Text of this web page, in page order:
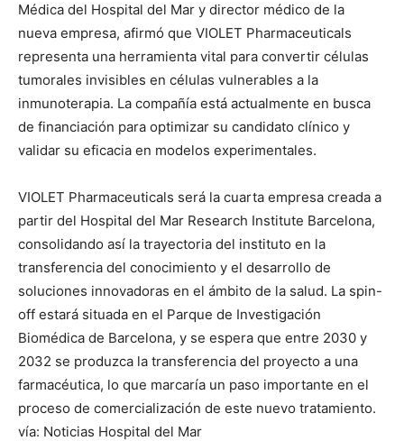
Médica del Hospital del Mar y director médico de la
nueva empresa, afirmó que VIOLET Pharmaceuticals
representa una herramienta vital para convertir células
tumorales invisibles en células vulnerables a la
inmunoterapia. La compañía está actualmente en busca
de financiación para optimizar su candidato clínico y
validar su eficacia en modelos experimentales.
VIOLET Pharmaceuticals será la cuarta empresa creada a
partir del Hospital del Mar Research Institute Barcelona,
consolidando así la trayectoria del instituto en la
transferencia del conocimiento y el desarrollo de
soluciones innovadoras en el ámbito de la salud. La spin-
off estará situada en el Parque de Investigación
Biomédica de Barcelona, y se espera que entre 2030 y
2032 se produzca la transferencia del proyecto a una
farmacéutica, lo que marcaría un paso importante en el
proceso de comercialización de este nuevo tratamiento.
vía: Noticias Hospital del Mar